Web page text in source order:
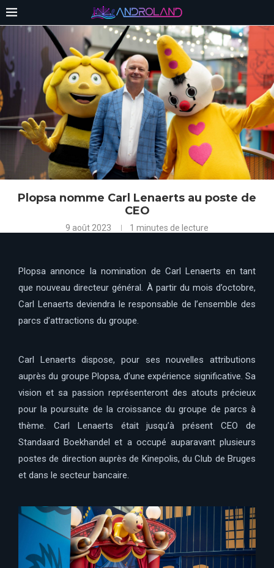
Plopsa nomme Carl Lenaerts au poste de
CEO
9 août 2023 1 minutes de lecture
Plopsa annonce la nomination de Carl Lenaerts en tant
que nouveau directeur général. À partir du mois d’octobre,
Carl Lenaerts deviendra le responsable de l’ensemble des
parcs d’attractions du groupe.
Carl Lenaerts dispose, pour ses nouvelles attributions
auprès du groupe Plopsa, d’une expérience significative. Sa
vision et sa passion représenteront des atouts précieux
pour la poursuite de la croissance du groupe de parcs à
thème. Carl Lenaerts était jusqu’à présent CEO de
Standaard Boekhandel et a occupé auparavant plusieurs
postes de direction auprès de Kinepolis, du Club de Bruges
et dans le secteur bancaire.